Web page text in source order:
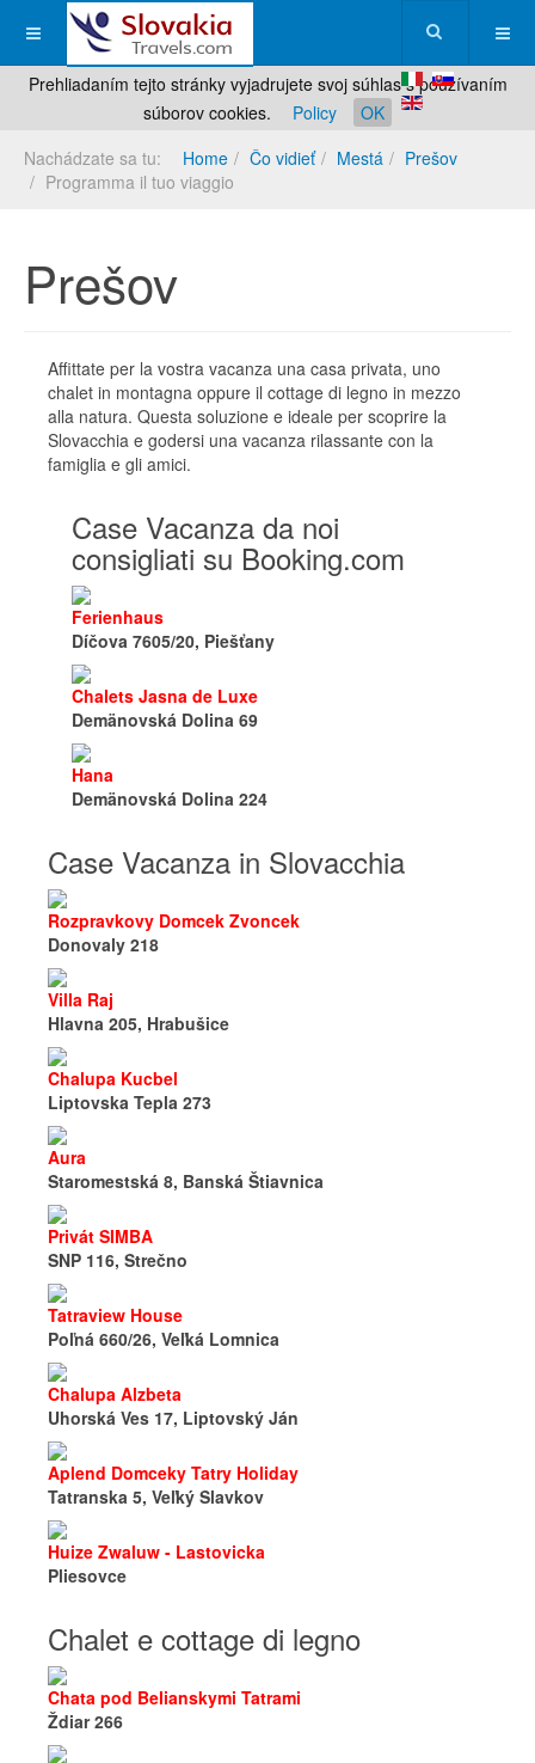
Prehliadaním tejto stránky vyjadrujete svoj súhlas s používaním
súborov cookies.
Policy
OK
Nachádzate sa tu:
Home Čo vidieť Mestá
Prešov
Programma il tuo viaggio
Prešov
Affittate per la vostra vacanza una casa privata, uno
chalet in montagna oppure il cottage di legno in mezzo
alla natura. Questa soluzione e ideale per scoprire la
Slovacchia e godersi una vacanza rilassante con la
famiglia e gli amici.
Case Vacanza da noi
consigliati su Booking.com
Ferienhaus
Díčova 7605/20, Piešťany
Chalets Jasna de Luxe
Demänovská Dolina 69
Hana
Demänovská Dolina 224
Case Vacanza in Slovacchia
Rozpravkovy Domcek Zvoncek
Donovaly 218
Villa Raj
Hlavna 205, Hrabušice
Chalupa Kucbel
Liptovska Tepla 273
Aura
Staromestská 8, Banská Štiavnica
Privát SIMBA
SNP 116, Strečno
Tatraview House
Poľná 660/26, Veľká Lomnica
Chalupa Alzbeta
Uhorská Ves 17, Liptovský Ján
Aplend Domceky Tatry Holiday
Tatranska 5, Veľký Slavkov
Huize Zwaluw - Lastovicka
Pliesovce
Chalet e cottage di legno
Chata pod Belianskymi Tatrami
Ždiar 266